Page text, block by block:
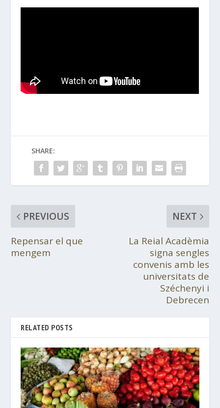
SHARE:
PREVIOUS
Repensar el que
mengem
NEXT
La Reial Acadèmia
signa sengles
convenis amb les
universitats de
Széchenyi i
Debrecen
RELATED POSTS